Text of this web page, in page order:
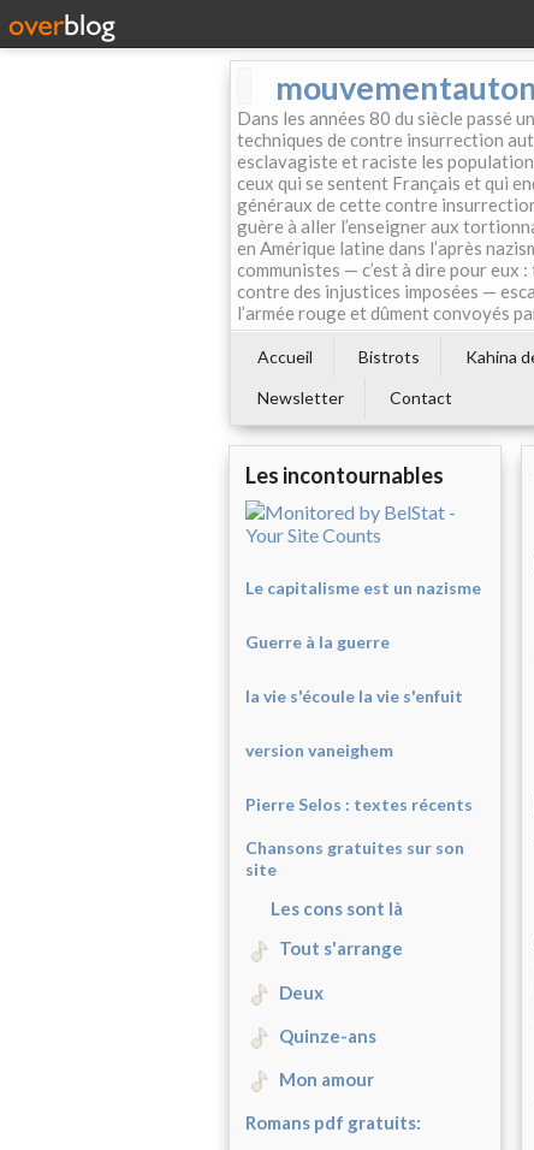
Dans les années 80 du siècle passé
techniques de contre insurrection
esclavagiste et raciste les
ceux qui se sentent Français et qui
généraux de cette contre
guère à aller l’enseigner aux
en Amérique latine dans l’après
communistes — c’est à dire pour
contre des injustices imposées —
l’armée rouge et dûment convoyés
Accueil Bistrots Kahina
Newsletter
Contact
Les incontournables
Le capitalisme est un nazisme
Guerre à la guerre
la vie s'écoule la vie s'enfuit
version vaneighem
Pierre Selos : textes récents
Chansons gratuites sur son
site
Les cons sont là
Tout s'arrange
Deux
Quinze-ans
Mon amour
Romans pdf gratuits: